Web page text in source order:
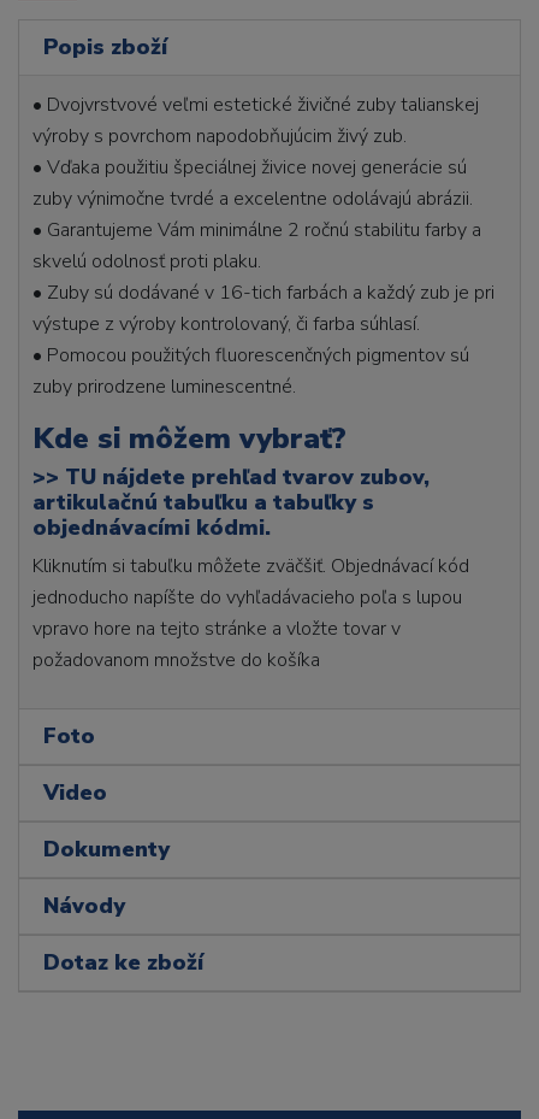
Popis zboží
• Dvojvrstvové veľmi estetické živičné zuby talianskej
výroby s povrchom napodobňujúcim živý zub.
• Vďaka použitiu špeciálnej živice novej generácie sú
zuby výnimočne tvrdé a excelentne odolávajú abrázii.
• Garantujeme Vám minimálne 2 ročnú stabilitu farby a
skvelú odolnosť proti plaku.
• Zuby sú dodávané v 16-tich farbách a každý zub je pri
výstupe z výroby kontrolovaný, či farba súhlasí.
• Pomocou použitých fluorescenčných pigmentov sú
zuby prirodzene luminescentné.
Kde si môžem vybrať?
>> TU nájdete prehľad tvarov zubov,
artikulačnú tabuľku a tabuľky s
objednávacími kódmi.
Kliknutím si tabuľku môžete zväčšiť. Objednávací kód
jednoducho napíšte do vyhľadávacieho poľa s lupou
vpravo hore na tejto stránke a vložte tovar v
požadovanom množstve do košíka
Foto
Video
Dokumenty
Návody
Dotaz ke zboží